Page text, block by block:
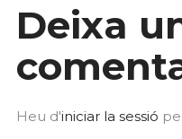
Deixa
Heu d'iniciar la sessió